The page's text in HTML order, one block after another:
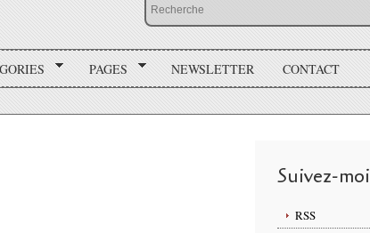
PAGES NEWSLETTER CONTACT
Suivez-moi
RSS